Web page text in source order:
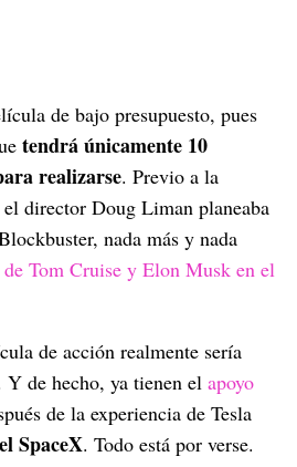
de bajo presupuesto, pues
tendrá únicamente 10
realizarse. Previo a la
director Doug Liman planeaba
nada más y nada
Tom Cruise y Elon Musk en el
de acción realmente sería
Y de hecho, ya tienen el apoyo
de la experiencia de Tesla
SpaceX. Todo está por verse.